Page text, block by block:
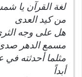
لغة القرآن يا
من كيد العدى
هل على وجه
مسمع الدهر
مثلما أحدثته في
أبداً